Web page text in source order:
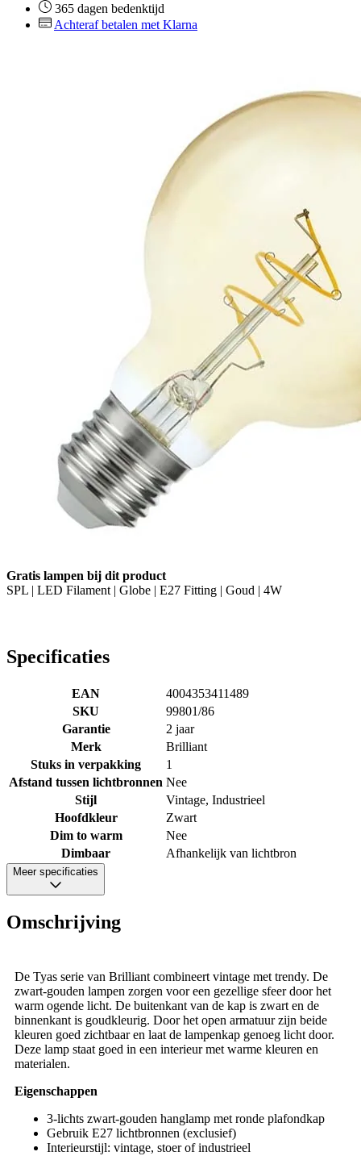
365 dagen bedenktijd
Achteraf betalen met Klarna
Gratis lampen bij dit product
SPL | LED Filament | Globe | E27 Fitting | Goud | 4W
Specificaties
EAN
4004353411489
SKU
99801/86
Garantie
2 jaar
Merk
Brilliant
Stuks in verpakking
1
Afstand tussen lichtbronnen Nee
Stijl
Vintage, Industrieel
Hoofdkleur
Zwart
Dim to warm
Nee
Dimbaar
Afhankelijk van lichtbron
Meer specificaties
Omschrijving
De Tyas serie van Brilliant combineert vintage met trendy. De
zwart-gouden lampen zorgen voor een gezellige sfeer door het
warm ogende licht. De buitenkant van de kap is zwart en de
binnenkant is goudkleurig. Door het open armatuur zijn beide
kleuren goed zichtbaar en laat de lampenkap genoeg licht door.
Deze lamp staat goed in een interieur met warme kleuren en
materialen.
Eigenschappen
3-lichts zwart-gouden hanglamp met ronde plafondkap
Gebruik E27 lichtbronnen (exclusief)
Interieurstijl: vintage, stoer of industrieel